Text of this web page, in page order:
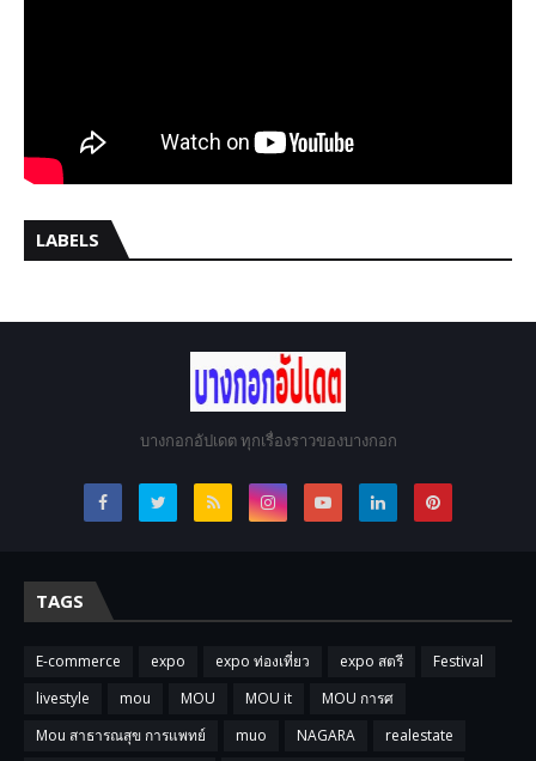
LABELS
บางกอกอัปเดต ทุกเรื่องราวของบางกอก
TAGS
E-commerce expo expo ท่องเที่ยว expo สตรี
Festival
livestyle
mou MOU MOU it
MOU การศ
Mou สาธารณสุข การแพทย์
muo NAGARA
realestate